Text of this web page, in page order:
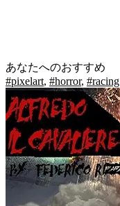
あなたへのおすすめ
#pixelart, #horror, #racing